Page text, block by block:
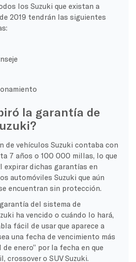
los Suzuki que existan a
2019 tendrán las siguientes
la garantía de
de vehículos Suzuki contaba con
7 años o 100 000 millas, lo que
expirar dichas garantías en
automóviles Suzuki que aún
encuentran sin protección.
del sistema de
ha vencido o cuándo lo hará,
fácil de usar que aparece a
una fecha de vencimiento más
de enero” por la fecha en que
crossover o SUV Suzuki.